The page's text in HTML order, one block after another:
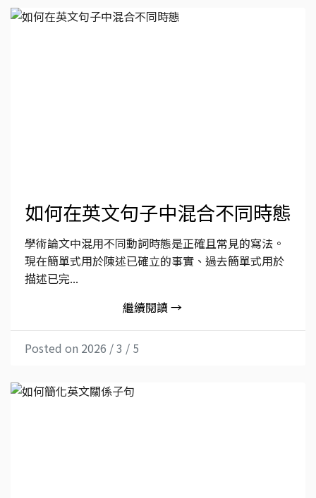
如何在英文句子中混合不同時態
學術論文中混用不同動詞時態是正確且常見的寫法。
現在簡單式用於陳述已確立的事實、過去簡單式用於
描述已完...
繼續閱讀 →
Posted on 2026 / 3 / 5